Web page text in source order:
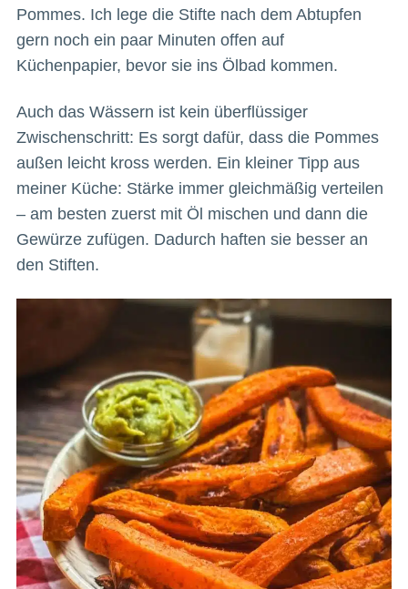
Pommes. Ich lege die Stifte nach dem Abtupfen
gern noch ein paar Minuten offen auf
Küchenpapier, bevor sie ins Ölbad kommen.
Auch das Wässern ist kein überflüssiger
Zwischenschritt: Es sorgt dafür, dass die Pommes
außen leicht kross werden. Ein kleiner Tipp aus
meiner Küche: Stärke immer gleichmäßig verteilen
– am besten zuerst mit Öl mischen und dann die
Gewürze zufügen. Dadurch haften sie besser an
den Stiften.